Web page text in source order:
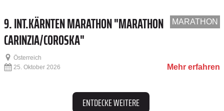
MARATHON
9. INT.KÄRNTEN MARATHON "MARATHON
CARINZIA/COROSKA"
Österreich
Mehr erfahren
25. Oktober 2026
ENTDECKE WEITERE